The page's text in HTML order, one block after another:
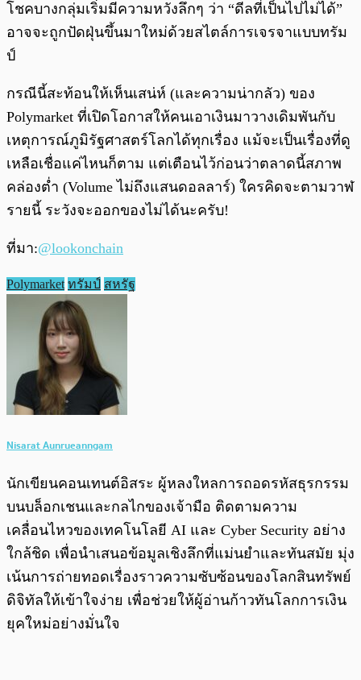
โชคบางกลุ่มเริ่มมีความหวังลึกๆ ว่า “ดีลที่เป็นไปไม่ได้”
อาจจะถูกปัดฝุ่นขึ้นมาใหม่ด้วยสไตล์การเจรจาแบบทรัม
ป์
กรณีนี้สะท้อนให้เห็นเสน่ห์ (และความน่ากลัว) ของ
Polymarket ที่เปิดโอกาสให้คนเอาเงินมาวางเดิมพันกับ
เหตุการณ์ภูมิรัฐศาสตร์โลกได้ทุกเรื่อง แม้จะเป็นเรื่องที่ดู
เหลือเชื่อแค่ไหนก็ตาม แต่เตือนไว้ก่อนว่าตลาดนี้สภาพ
คล่องต่ำ (Volume ไม่ถึงแสนดอลลาร์) ใครคิดจะตามวาฬ
รายนี้ ระวังจะออกของไม่ได้นะครับ!
ที่มา:@lookonchain
Polymarket ทรัมป์ สหรัฐ
Nisarat Aunrueanngam
นักเขียนคอนเทนต์อิสระ ผู้หลงใหลการถอดรหัสธุรกรรม
บนบล็อกเชนและกลไกของเจ้ามือ ติดตามความ
เคลื่อนไหวของเทคโนโลยี AI และ Cyber Security อย่าง
ใกล้ชิด เพื่อนำเสนอข้อมูลเชิงลึกที่แม่นยำและทันสมัย มุ่ง
เน้นการถ่ายทอดเรื่องราวความซับซ้อนของโลกสินทรัพย์
ดิจิทัลให้เข้าใจง่าย เพื่อช่วยให้ผู้อ่านก้าวทันโลกการเงิน
ยุคใหม่อย่างมั่นใจ